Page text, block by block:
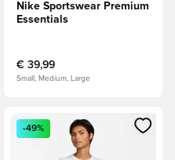
Nike Sportswear Premium
Essentials
€ 39,99
Small, Medium, Large
oder Registrieren als
Öffnet ein Fenster zum
-49%